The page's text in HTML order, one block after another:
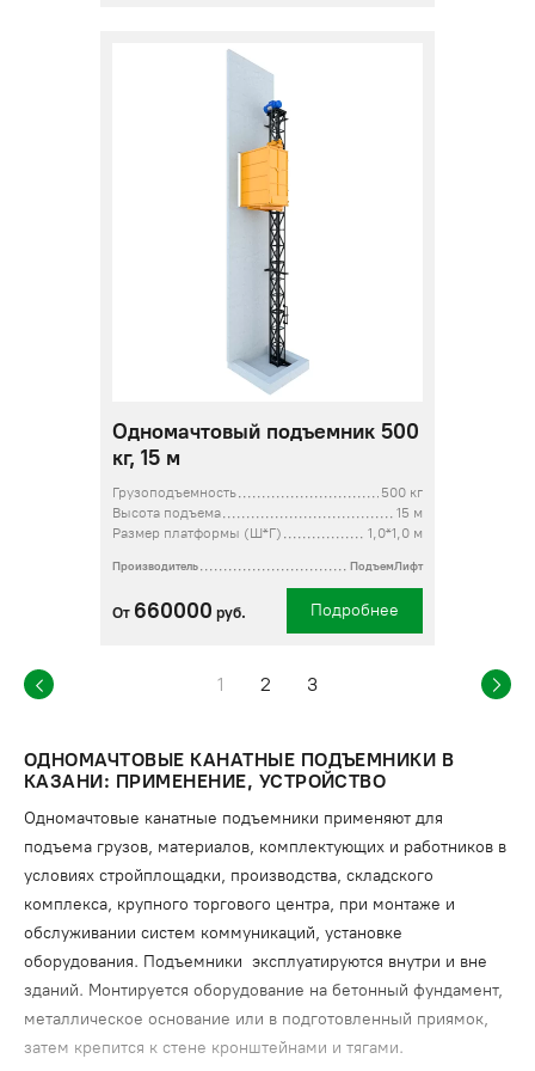
Одномачтовый подъемник 500
кг, 15 м
Грузоподъемность
500 кг
Высота подъема
15 м
Размер платформы (Ш*Г)
1,0*1,0 м
Производитель ПодъемЛифт
От 660000 руб. Подробнее
1 2 3
ОДНОМАЧТОВЫЕ КАНАТНЫЕ ПОДЪЕМНИКИ В
КАЗАНИ: ПРИМЕНЕНИЕ, УСТРОЙСТВО
Одномачтовые канатные подъемники применяют для
подъема грузов, материалов, комплектующих и работников в
условиях стройплощадки, производства, складского
комплекса, крупного торгового центра, при монтаже и
обслуживании систем коммуникаций, установке
оборудования. Подъемники эксплуатируются внутри и вне
зданий. Монтируется оборудование на бетонный фундамент,
металлическое основание или в подготовленный приямок,
затем крепится к стене кронштейнами и тягами.